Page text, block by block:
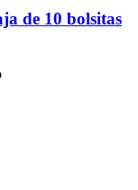
de 10 bolsitas